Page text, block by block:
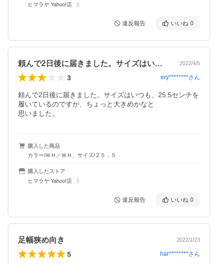
ヒマラヤ Yahoo!店
違反報告 いいね 0
頼んで2日後に届きました。サイズはいつ… 2022/4/5
3 ery********さん
頼んで2日後に届きました。サイズはいつも、25.5センチを
履いているのですが、ちょっと大きめかなと
思いました。
購入した商品
カラー/ＷＨ／ＷＨ、サイズ/２５．５
購入したストア
ヒマラヤ Yahoo!店
違反報告 いいね 0
足幅狭め向き 2022/1/23
5 har********さん